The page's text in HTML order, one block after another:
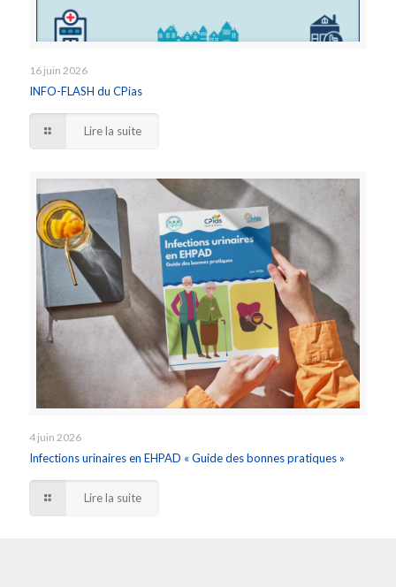
16 juin 2026
INFO-FLASH du CPias
Lire la suite
4 juin 2026
Infections urinaires en EHPAD « Guide des bonnes pratiques »
Lire la suite